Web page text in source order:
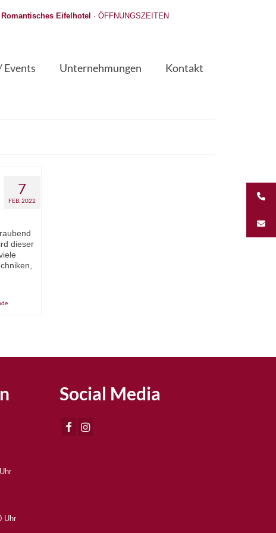
Eifelhotel · ÖFFNUNGSZEITEN
Events Unternehmungen Kontakt
7
FEB. 2022
dieser
Uhr
Social Media